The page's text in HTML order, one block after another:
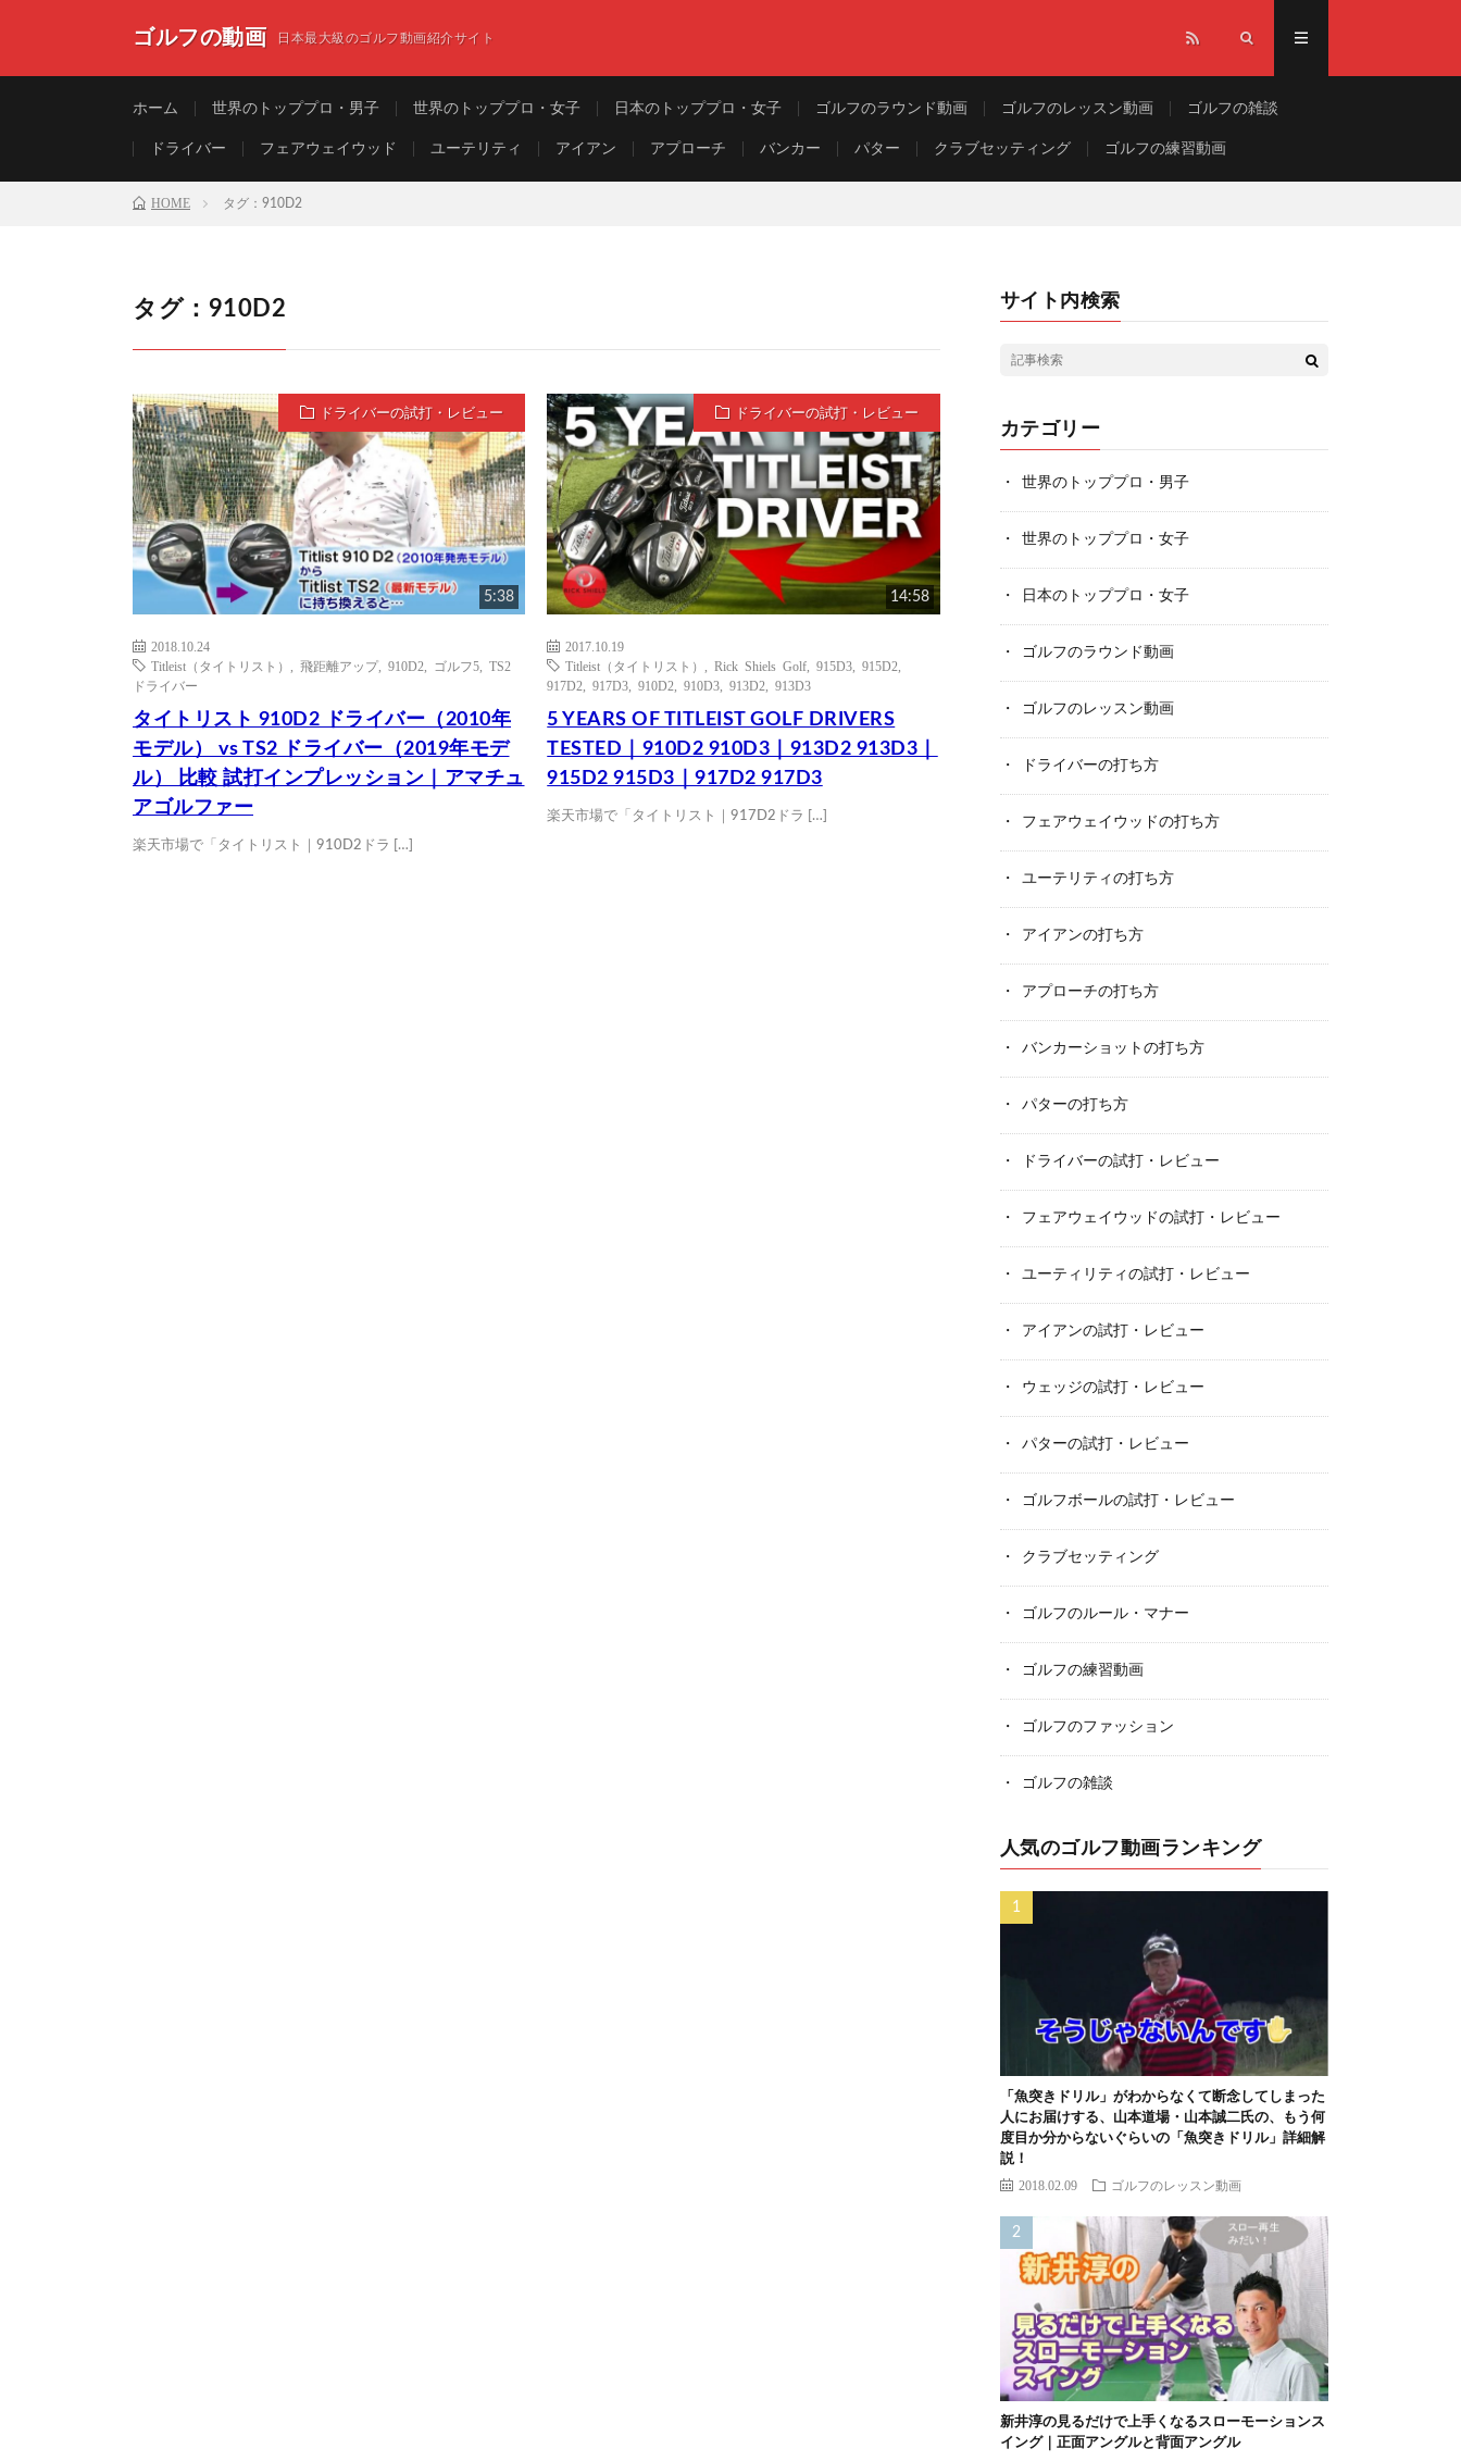
ゴルフの動画 日本最大級のゴルフ動画紹介サイト
ホーム 世界のトッププロ・男子 世界のトッププロ・女子 日本のトッププロ・女子 ゴルフのラウンド動画 ゴルフのレッスン動画 ゴルフの雑談
ドライバー フェアウェイウッド ユーテリティ アイアン アプローチ バンカー パター クラブセッティング ゴルフの練習動画
HOME タグ：910D2
タグ：910D2
ドライバーの試打・レビュー
5:38
2018.10.24
Titleist（タイトリスト）
飛距離アップ, 910D2 ゴルフ5
TS2
ドライバー
タイトリスト 910D2 ドライバー（2010年
モデル） vs TS2 ドライバー（2019年モデ
ル） 比較 試打インプレッション｜アマチュ
アゴルファー
楽天市場で「タイトリスト｜910D2ドラ […]
ドライバーの試打・レビュー
14:58
2017.10.19
Titleist（タイトリスト）
,Rick Shiels Golf ,915D3 ,915D2
917D2
,917D3 ,910D2 ,910D3 ,913D2 ,913D3
5 YEARS OF TITLEIST GOLF DRIVERS
TESTED｜910D2 910D3｜913D2 913D3｜
915D2 915D3｜917D2 917D3
楽天市場で「タイトリスト｜917D2ドラ […]
サイト内検索
カテゴリー
世界のトッププロ・男子
世界のトッププロ・女子
日本のトッププロ・女子
ゴルフのラウンド動画
ゴルフのレッスン動画
ドライバーの打ち方
フェアウェイウッドの打ち方
ユーテリティの打ち方
アイアンの打ち方
アプローチの打ち方
バンカーショットの打ち方
パターの打ち方
ドライバーの試打・レビュー
フェアウェイウッドの試打・レビュー
ユーティリティの試打・レビュー
アイアンの試打・レビュー
ウェッジの試打・レビュー
パターの試打・レビュー
ゴルフボールの試打・レビュー
クラブセッティング
ゴルフのルール・マナー
ゴルフの練習動画
ゴルフのファッション
ゴルフの雑談
人気のゴルフ動画ランキング
「魚突きドリル」がわからなくて断念してしまった
人にお届けする、山本道場・山本誠二氏の、もう何
度目か分からないぐらいの「魚突きドリル」詳細解
説！
2018.02.09 ゴルフのレッスン動画
新井淳の見るだけで上手くなるスローモーションス
イング｜正面アングルと背面アングル